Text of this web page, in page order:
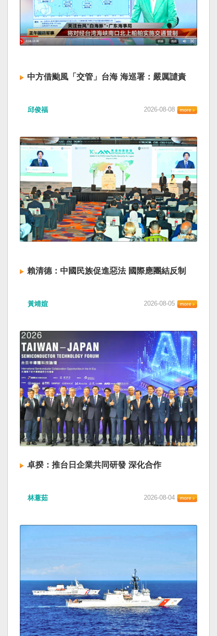
中方借颱風「交管」台海 海巡署：嚴厲譴責
邱俊福 2026-08-08
賴清德：中國民族促進惡法 國際應團結反制
黃靖媗 2026-08-05
卓揆：推台日企業共同研發 深化合作
林薏茹 2026-08-04